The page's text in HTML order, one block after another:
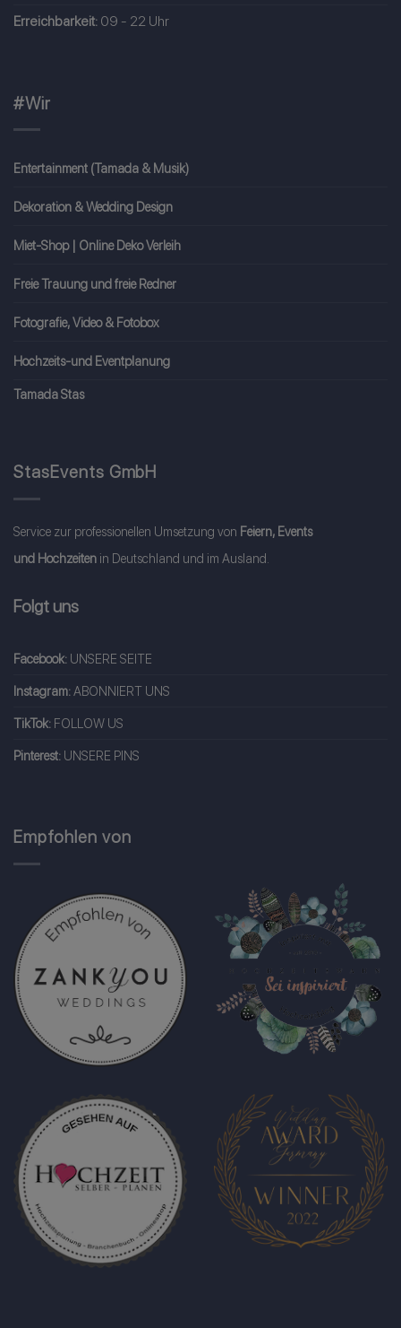
Erreichbarkeit: 09 - 22 Uhr
#Wir
Entertainment (Tamada & Musik)
Dekoration & Wedding Design
Miet-Shop | Online Deko Verleih
Freie Trauung und freie Redner
Fotografie, Video & Fotobox
Hochzeits-und Eventplanung
Tamada Stas
StasEvents GmbH
Service zur professionellen Umsetzung von Feiern, Events
und Hochzeiten in Deutschland und im Ausland.
Folgt uns
Facebook: UNSERE SEITE
Instagram:ABONNIERT UNS
TikTok: FOLLOW US
Pinterest: UNSERE PINS
Empfohlen von